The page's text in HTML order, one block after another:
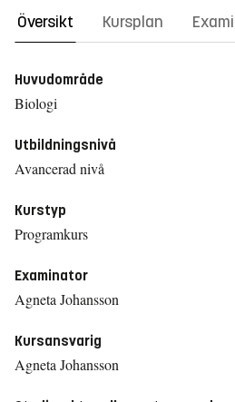
Översikt Kursplan
Huvudområde
Biologi
Utbildningsnivå
Avancerad nivå
Kurstyp
Programkurs
Examinator
Agneta Johansson
Kursansvarig
Agneta Johansson